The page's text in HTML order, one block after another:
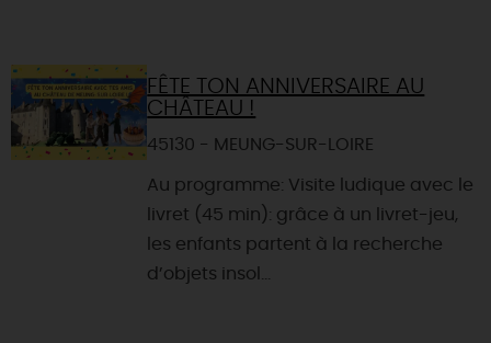
FÊTE TON ANNIVERSAIRE AU
CHÂTEAU !
45130 - MEUNG-SUR-LOIRE
Au programme: Visite ludique avec le
livret (45 min): grâce à un livret-jeu,
les enfants partent à la recherche
d’objets insol...